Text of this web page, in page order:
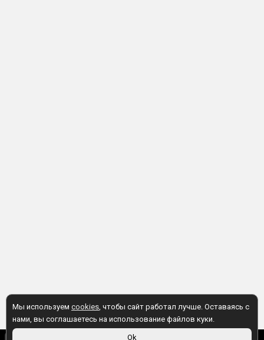
Мы используем cookies, чтобы сайт работал лучше. Оставаясь с
нами, вы соглашаетесь на использование файлов куки.
Ok